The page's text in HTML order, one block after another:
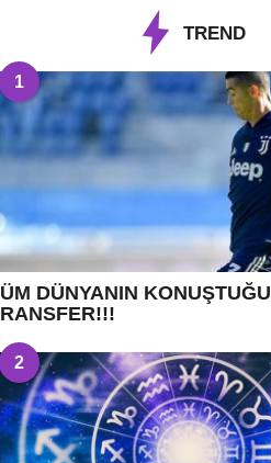
TREND
1
DÜNYANIN KONUŞTUĞU
2